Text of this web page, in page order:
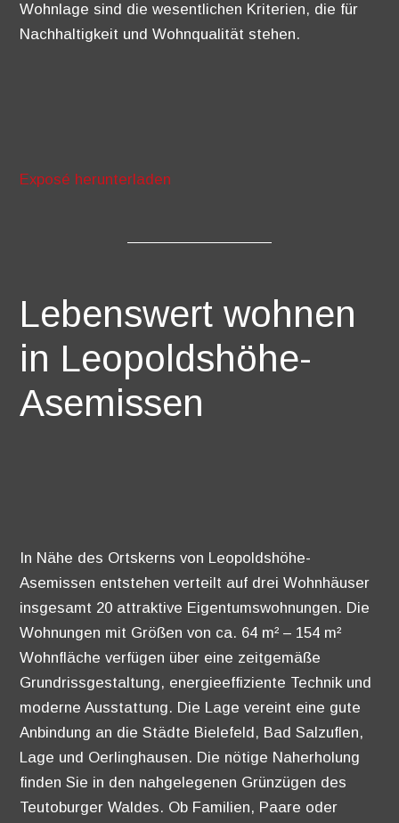
Wohnlage sind die wesentlichen Kriterien, die für
Nachhaltigkeit und Wohnqualität stehen.
Exposé herunterladen
Lebenswert wohnen
in Leopoldshöhe-
Asemissen
In Nähe des Ortskerns von Leopoldshöhe-
Asemissen entstehen verteilt auf drei Wohnhäuser
insgesamt 20 attraktive Eigentumswohnungen. Die
Wohnungen mit Größen von ca. 64 m² – 154 m²
Wohnfläche verfügen über eine zeitgemäße
Grundrissgestaltung, energieeffiziente Technik und
moderne Ausstattung. Die Lage vereint eine gute
Anbindung an die Städte Bielefeld, Bad Salzuflen,
Lage und Oerlinghausen. Die nötige Naherholung
finden Sie in den nahgelegenen Grünzügen des
Teutoburger Waldes. Ob Familien, Paare oder